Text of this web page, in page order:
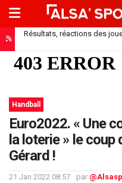
Handball
Euro2022. « Une
la loterie » le
Gérard !
21 Jan 2022 08:57 par